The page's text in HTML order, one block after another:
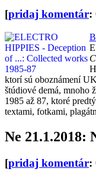
[pridaj komentár:
ktorí sú oboznámení
štúdiové demá, mnoho
1985 až 87, ktoré
textami, fotkami,
Ne 21.1.2018:
[pridaj komentár: